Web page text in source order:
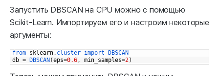
Запустить DBSCAN на CPU можно с помощью
Scikit-Learn. Импортируем его и настроим некоторые
аргументы:
from sklearn. cluster import
DBSCAN
db = DBSCAN (eps=0.6, min_samples=2)